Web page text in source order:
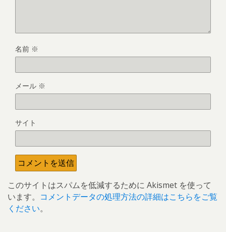
名前 ※
メール ※
サイト
このサイトはスパムを低減するために Akismet を使って
います。 コメントデータの処理方法の詳細はこちらをご覧
ください。